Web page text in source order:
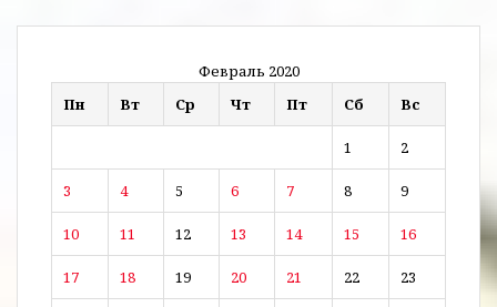
Февраль 2020
Пн
Вт Ср Чт Пт Сб Вс
1 2
3 4 5 6 7 8 9
10 11 12 13 14 15 16
17 18 19 20 21 22 23